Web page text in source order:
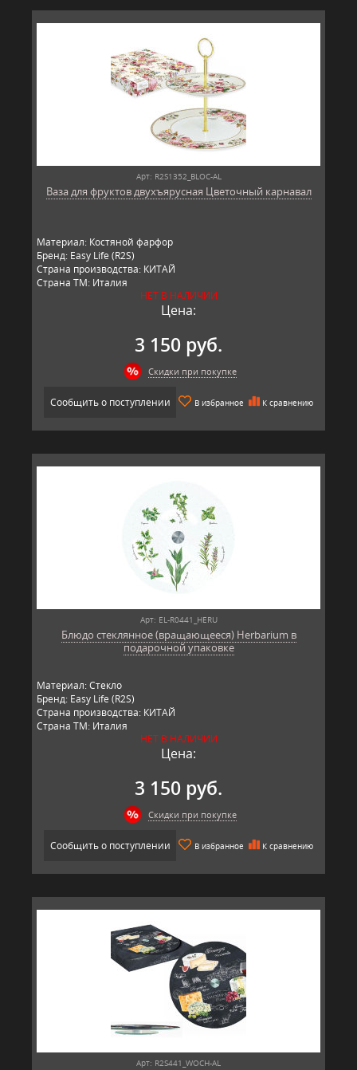
Арт: R2S1352_BLOC-AL
Ваза для фруктов двухъярусная Цветочный карнавал
Материал: Костяной фарфор
Бренд: Easy Life (R2S)
Страна производства: КИТАЙ
Страна ТМ: Италия
НЕТ В НАЛИЧИИ
Цена:
3 150 руб.
Скидки при покупке
Сообщить о поступлении В избранное К сравнению
Арт: EL-R0441_HERU
Блюдо стеклянное (вращающееся) Herbarium в
подарочной упаковке
Материал: Стекло
Бренд: Easy Life (R2S)
Страна производства: КИТАЙ
Страна ТМ: Италия
НЕТ В НАЛИЧИИ
Цена:
3 150 руб.
Скидки при покупке
Сообщить о поступлении В избранное К сравнению
Арт: R2S441_WOCH-AL